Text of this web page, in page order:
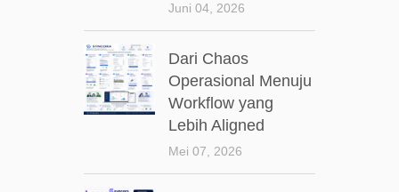
Juni 04, 2026
Dari Chaos
Operasional Menuju
Workflow yang
Lebih Aligned
Mei 07, 2026